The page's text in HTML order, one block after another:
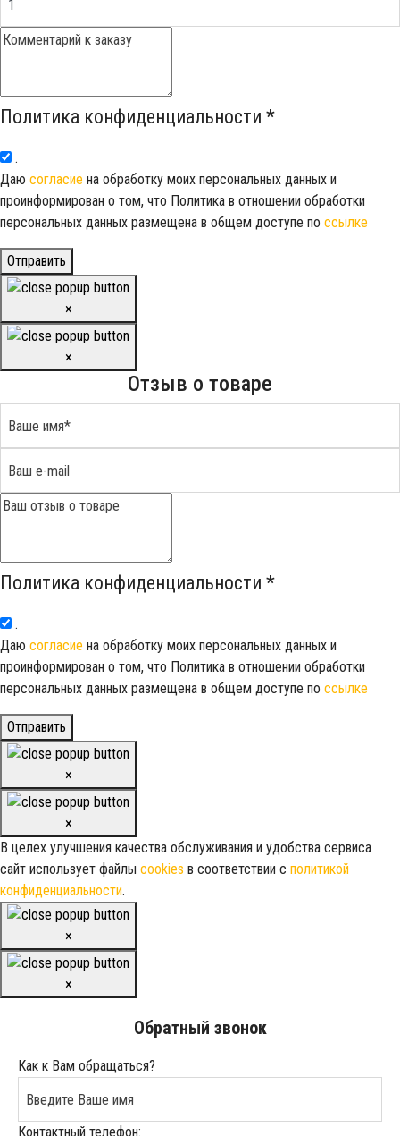
Политика конфиденциальности *
.
Даю согласие на обработку моих персональных данных и
проинформирован о том, что Политика в отношении обработки
персональных данных размещена в общем доступе по ссылке
Отправить
×
×
Отзыв о товаре
Политика конфиденциальности *
.
Даю согласие на обработку моих персональных данных и
проинформирован о том, что Политика в отношении обработки
персональных данных размещена в общем доступе по ссылке
Отправить
×
×
В целех улучшения качества обслуживания и удобства сервиса
сайт использует файлы cookies в соответствии с политикой
конфиденциальности.
×
×
Обратный звонок
Как к Вам обращаться?
Контактный телефон: